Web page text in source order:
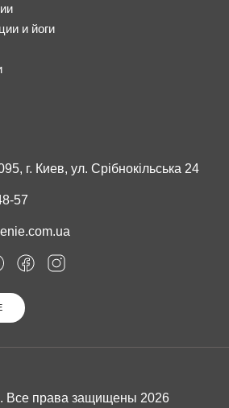
и йоги
г. Киев, ул. Срібнокільська 24
57
Все права защищены 2026